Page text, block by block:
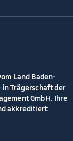
Land Baden-
Trägerschaft der
GmbH. Ihre
akkreditiert: